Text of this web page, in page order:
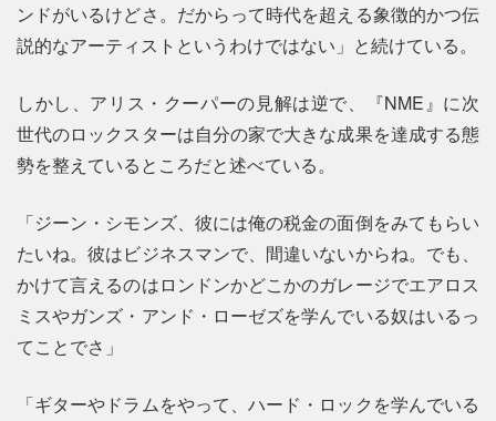
ンドがいるけどさ。だからって時代を超える象徴的かつ伝
説的なアーティストというわけではない」と続けている。
しかし、アリス・クーパーの見解は逆で、『NME』に次
世代のロックスターは自分の家で大きな成果を達成する態
勢を整えているところだと述べている。
「ジーン・シモンズ、彼には俺の税金の面倒をみてもらい
たいね。彼はビジネスマンで、間違いないからね。でも、
かけて言えるのはロンドンかどこかのガレージでエアロス
ミスやガンズ・アンド・ローゼズを学んでいる奴はいるっ
てことでさ」
「ギターやドラムをやって、ハード・ロックを学んでいる